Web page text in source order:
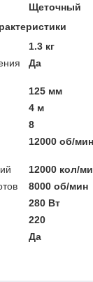
Щеточный
1.3 кг
Да
125 мм
4 м
8
12000 об/мин
12000 кол/
8000 об/мин
280 Вт
220
Да